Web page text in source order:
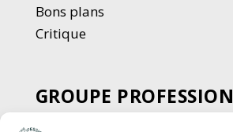
Bons plans
Critique
GROUPE PROFESSION
SPECTACLE